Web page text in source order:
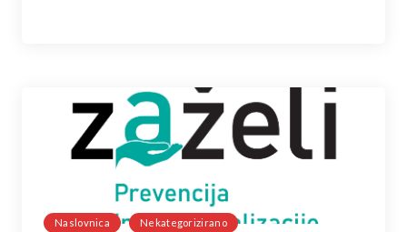
Naslovnica Nekategorizirano